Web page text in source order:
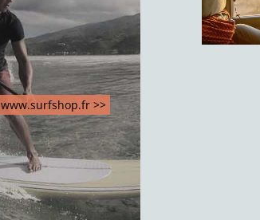
www.surfshop.fr >>